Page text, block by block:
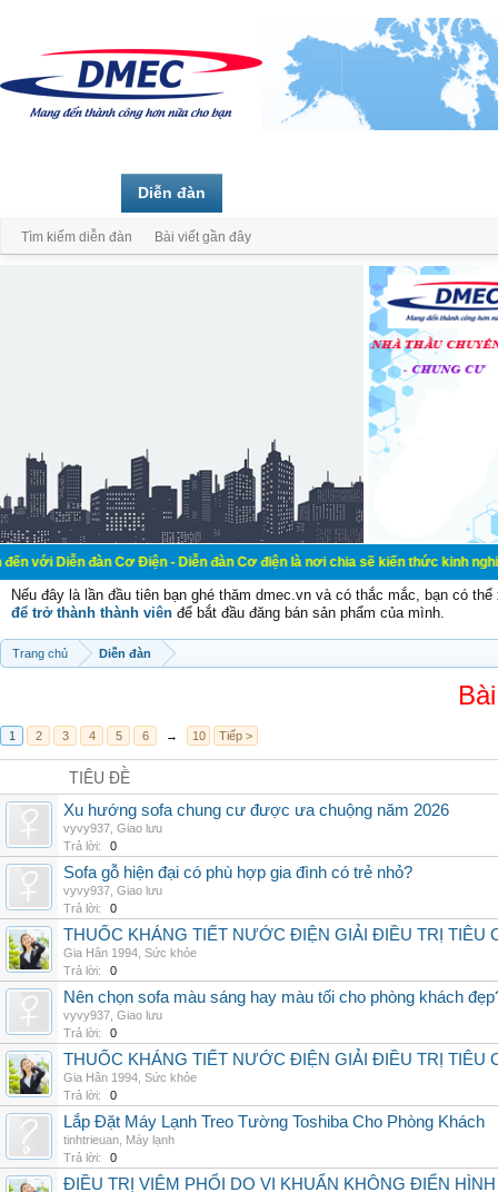
đàn Cơ Điện - Diễn đàn Cơ điện là nơi chia sẽ kiến thức kinh nghiệm
Nếu đây là lần đầu tiên bạn ghé thăm dmec.vn và có thắc mắc, bạn có
để trở thành thành viên để bắt đầu đăng bán sản phẩm của mình.
Trang chủ Diễn đàn
1 2 3 4 5 6 → 10 Tiếp >
TIÊU ĐỀ
Xu hướng sofa chung cư được ưa chuộng năm 2026
vyvy937 Giao lưu
Trả lời:
0
Sofa gỗ hiện đại có phù hợp gia đình có trẻ nhỏ?
vyvy937 Giao lưu
Trả lời:
0
THUỐC KHÁNG TIẾT NƯỚC ĐIỆN GIẢI ĐIỀU TRỊ TIÊU
Gia Hân 1994 Sức khỏe
Trả lời:
0
Nên chọn sofa màu sáng hay màu tối cho phòng khách
vyvy937 Giao lưu
Trả lời:
0
THUỐC KHÁNG TIẾT NƯỚC ĐIỆN GIẢI ĐIỀU TRỊ TIÊU
Gia Hân 1994 Sức khỏe
Trả lời:
0
Lắp Đặt Máy Lạnh Treo Tường Toshiba Cho Phòng Khách
tinhtrieuan Máy lạnh
Trả lời:
0
ĐIỀU TRỊ VIÊM PHỔI DO VI KHUẨN KHÔNG ĐIỂN
Diễn đàn
Tìm kiếm diễn đàn Bài viết gần đây